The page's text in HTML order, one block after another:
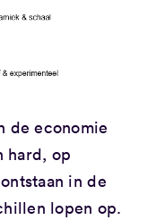
de economie
hard, op
in de
lopen op.